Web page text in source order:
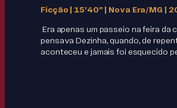
Ficção | 15’40” | Nova Era/MG |
Era apenas um passeio na feira da
pensava Dezinha, quando, de
aconteceu e jamais foi esquecido